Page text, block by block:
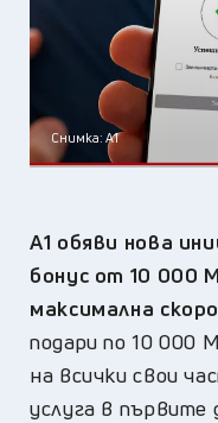
Снимка: А1
А1 обяви нова
бонус от 10 000
максимална
подари по 10 000
на всички свои
услуга в